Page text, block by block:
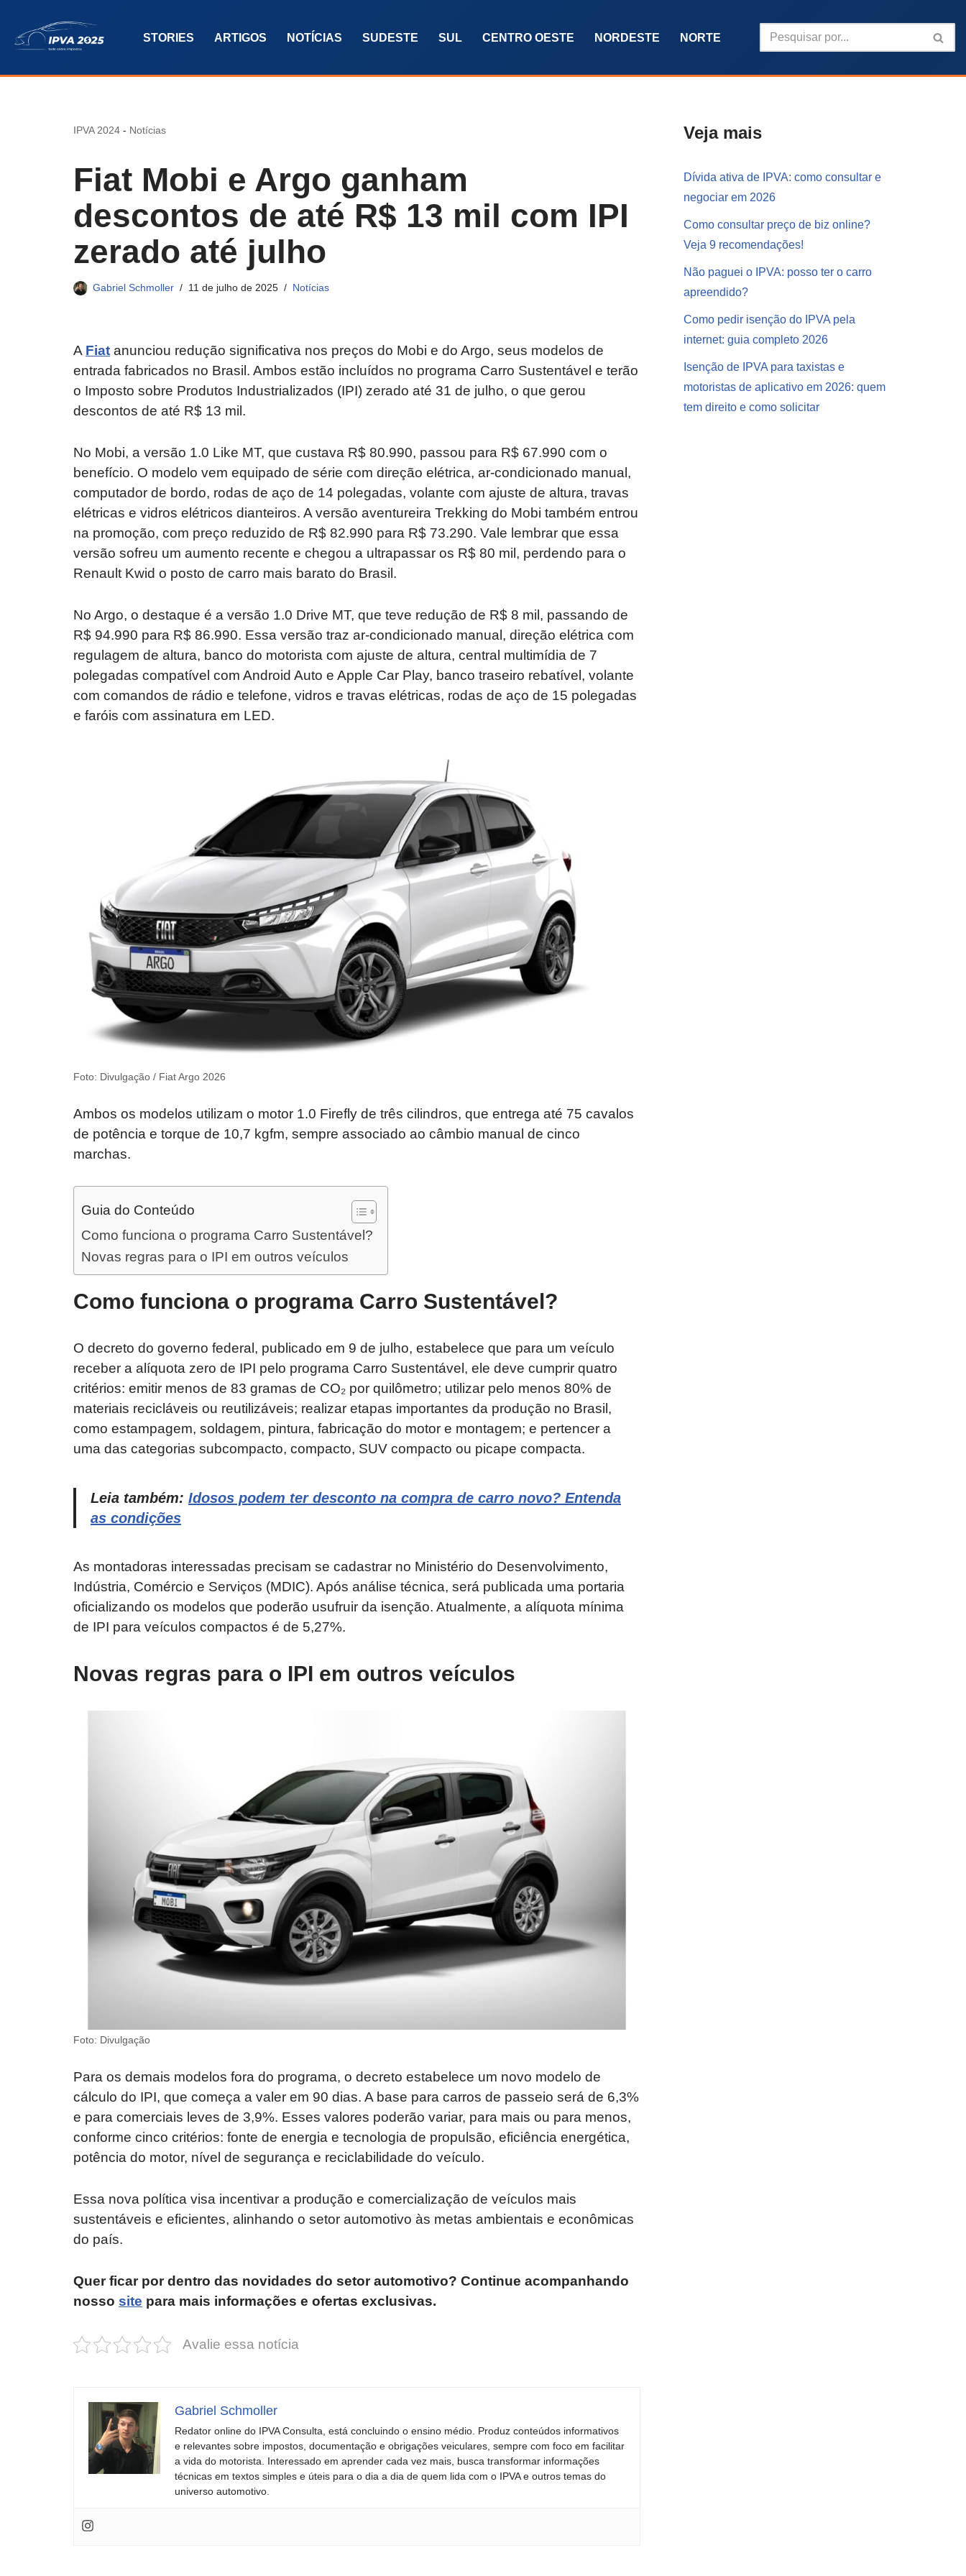
Pular
o
STORIES ARTIGOS NOTÍCIAS SUDESTE SUL CENTRO OESTE NORDESTE NORTE
IPVA 2024 - Notícias
Fiat Mobi e Argo ganham
descontos de até R$ 13 mil com IPI
zerado até julho
Gabriel Schmoller 11 de julho de 2025 Notícias
A Fiat anunciou redução significativa nos preços do Mobi e do Argo, seus modelos de
entrada fabricados no Brasil. Ambos estão incluídos no programa Carro Sustentável e terão
o Imposto sobre Produtos Industrializados (IPI) zerado até 31 de julho, o que gerou
descontos de até R$ 13 mil.
No Mobi, a versão 1.0 Like MT, que custava R$ 80.990, passou para R$ 67.990 com o
benefício. O modelo vem equipado de série com direção elétrica, ar-condicionado manual,
computador de bordo, rodas de aço de 14 polegadas, volante com ajuste de altura, travas
elétricas e vidros elétricos dianteiros. A versão aventureira Trekking do Mobi também entrou
na promoção, com preço reduzido de R$ 82.990 para R$ 73.290. Vale lembrar que essa
versão sofreu um aumento recente e chegou a ultrapassar os R$ 80 mil, perdendo para o
Renault Kwid o posto de carro mais barato do Brasil.
No Argo, o destaque é a versão 1.0 Drive MT, que teve redução de R$ 8 mil, passando de
R$ 94.990 para R$ 86.990. Essa versão traz ar-condicionado manual, direção elétrica com
regulagem de altura, banco do motorista com ajuste de altura, central multimídia de 7
polegadas compatível com Android Auto e Apple Car Play, banco traseiro rebatível, volante
com comandos de rádio e telefone, vidros e travas elétricas, rodas de aço de 15 polegadas
e faróis com assinatura em LED.
Foto: Divulgação / Fiat Argo 2026
Ambos os modelos utilizam o motor 1.0 Firefly de três cilindros, que entrega até 75 cavalos
de potência e torque de 10,7 kgfm, sempre associado ao câmbio manual de cinco
marchas.
Guia do Conteúdo
Como funciona o programa Carro Sustentável?
Novas regras para o IPI em outros veículos
Como funciona o programa Carro Sustentável?
O decreto do governo federal, publicado em 9 de julho, estabelece que para um veículo
receber a alíquota zero de IPI pelo programa Carro Sustentável, ele deve cumprir quatro
critérios: emitir menos de 83 gramas de CO₂ por quilômetro; utilizar pelo menos 80% de
materiais recicláveis ou reutilizáveis; realizar etapas importantes da produção no Brasil,
como estampagem, soldagem, pintura, fabricação do motor e montagem; e pertencer a
uma das categorias subcompacto, compacto, SUV compacto ou picape compacta.
Leia também: Idosos podem ter desconto na compra de carro novo? Entenda
as condições
As montadoras interessadas precisam se cadastrar no Ministério do Desenvolvimento,
Indústria, Comércio e Serviços (MDIC). Após análise técnica, será publicada uma portaria
oficializando os modelos que poderão usufruir da isenção. Atualmente, a alíquota mínima
de IPI para veículos compactos é de 5,27%.
Novas regras para o IPI em outros veículos
Foto: Divulgação
Para os demais modelos fora do programa, o decreto estabelece um novo modelo de
cálculo do IPI, que começa a valer em 90 dias. A base para carros de passeio será de 6,3%
e para comerciais leves de 3,9%. Esses valores poderão variar, para mais ou para menos,
conforme cinco critérios: fonte de energia e tecnologia de propulsão, eficiência energética,
potência do motor, nível de segurança e reciclabilidade do veículo.
Essa nova política visa incentivar a produção e comercialização de veículos mais
sustentáveis e eficientes, alinhando o setor automotivo às metas ambientais e econômicas
do país.
Quer ficar por dentro das novidades do setor automotivo? Continue acompanhando
nosso site para mais informações e ofertas exclusivas.
Avalie essa notícia
Gabriel Schmoller
Redator online do IPVA Consulta, está concluindo o ensino médio. Produz conteúdos informativos
e relevantes sobre impostos, documentação e obrigações veiculares, sempre com foco em facilitar
a vida do motorista. Interessado em aprender cada vez mais, busca transformar informações
técnicas em textos simples e úteis para o dia a dia de quem lida com o IPVA e outros temas do
universo automotivo.
Veja mais
Dívida ativa de IPVA: como consultar e
negociar em 2026
Como consultar preço de biz online?
Veja 9 recomendações!
Não paguei o IPVA: posso ter o carro
apreendido?
Como pedir isenção do IPVA pela
internet: guia completo 2026
Isenção de IPVA para taxistas e
motoristas de aplicativo em 2026: quem
tem direito e como solicitar